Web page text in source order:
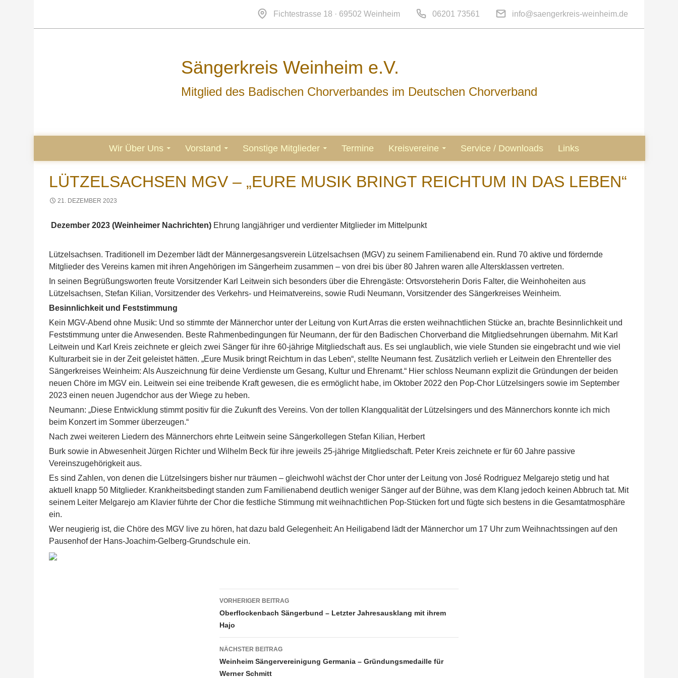
Fichtestrasse 18 · 69502 Weinheim 06201 73561 info@saengerkreis-weinheim.de
Sängerkreis Weinheim e.V.
Mitglied des Badischen Chorverbandes im Deutschen Chorverband
ZUM INHALT SPRINGEN
Wir Über Uns Vorstand Sonstige Mitglieder Termine Kreisvereine Service / Downloads Links
LÜTZELSACHSEN MGV – „EURE MUSIK BRINGT REICHTUM IN DAS LEBEN“
21. DEZEMBER 2023
Dezember 2023 (Weinheimer Nachrichten) Ehrung langjähriger und verdienter Mitglieder im Mittelpunkt
Lützelsachsen. Traditionell im Dezember lädt der Männergesangsverein Lützelsachsen (MGV) zu seinem Familienabend ein. Rund 70 aktive und fördernde
Mitglieder des Vereins kamen mit ihren Angehörigen im Sängerheim zusammen – von drei bis über 80 Jahren waren alle Altersklassen vertreten.
In seinen Begrüßungsworten freute Vorsitzender Karl Leitwein sich besonders über die Ehrengäste: Ortsvorsteherin Doris Falter, die Weinhoheiten aus
Lützelsachsen, Stefan Kilian, Vorsitzender des Verkehrs- und Heimatvereins, sowie Rudi Neumann, Vorsitzender des Sängerkreises Weinheim.
Besinnlichkeit und Feststimmung
Kein MGV-Abend ohne Musik: Und so stimmte der Männerchor unter der Leitung von Kurt Arras die ersten weihnachtlichen Stücke an, brachte Besinnlichkeit und
Feststimmung unter die Anwesenden. Beste Rahmenbedingungen für Neumann, der für den Badischen Chorverband die Mitgliedsehrungen übernahm. Mit Karl
Leitwein und Karl Kreis zeichnete er gleich zwei Sänger für ihre 60-jährige Mitgliedschaft aus. Es sei unglaublich, wie viele Stunden sie eingebracht und wie viel
Kulturarbeit sie in der Zeit geleistet hätten. „Eure Musik bringt Reichtum in das Leben“, stellte Neumann fest. Zusätzlich verlieh er Leitwein den Ehrenteller des
Sängerkreises Weinheim: Als Auszeichnung für deine Verdienste um Gesang, Kultur und Ehrenamt.“ Hier schloss Neumann explizit die Gründungen der beiden
neuen Chöre im MGV ein. Leitwein sei eine treibende Kraft gewesen, die es ermöglicht habe, im Oktober 2022 den Pop-Chor Lützelsingers sowie im September
2023 einen neuen Jugendchor aus der Wiege zu heben.
Neumann: „Diese Entwicklung stimmt positiv für die Zukunft des Vereins. Von der tollen Klangqualität der Lützelsingers und des Männerchors konnte ich mich
beim Konzert im Sommer überzeugen.“
Nach zwei weiteren Liedern des Männerchors ehrte Leitwein seine Sängerkollegen Stefan Kilian, Herbert
Burk sowie in Abwesenheit Jürgen Richter und Wilhelm Beck für ihre jeweils 25-jährige Mitgliedschaft. Peter Kreis zeichnete er für 60 Jahre passive
Vereinszugehörigkeit aus.
Es sind Zahlen, von denen die Lützelsingers bisher nur träumen – gleichwohl wächst der Chor unter der Leitung von José Rodriguez Melgarejo stetig und hat
aktuell knapp 50 Mitglieder. Krankheitsbedingt standen zum Familienabend deutlich weniger Sänger auf der Bühne, was dem Klang jedoch keinen Abbruch tat. Mit
seinem Leiter Melgarejo am Klavier führte der Chor die festliche Stimmung mit weihnachtlichen Pop-Stücken fort und fügte sich bestens in die Gesamtatmosphäre
ein.
Wer neugierig ist, die Chöre des MGV live zu hören, hat dazu bald Gelegenheit: An Heiligabend lädt der Männerchor um 17 Uhr zum Weihnachtssingen auf den
Pausenhof der Hans-Joachim-Gelberg-Grundschule ein.
Beitragsnavigation
VORHERIGER BEITRAG
Oberflockenbach Sängerbund – Letzter Jahresausklang mit ihrem
Hajo
NÄCHSTER BEITRAG
Weinheim Sängervereinigung Germania – Gründungsmedaille für
Werner Schmitt